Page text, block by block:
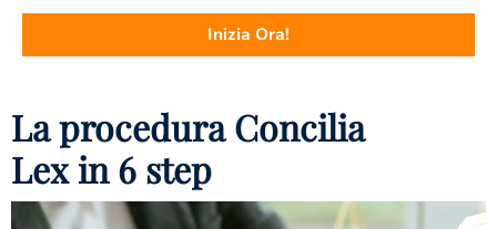
Inizia Ora!
La procedura Concilia
Lex in 6 step